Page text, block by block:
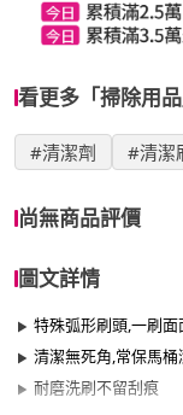
看更多「掃除用
#清潔劑 #清潔
尚無商品評價
圖文詳情
特殊弧形刷頭,一刷面
清潔無死角,常保馬桶
耐磨洗刷不留刮痕